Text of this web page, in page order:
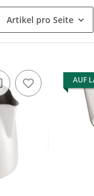
Artikel pro Seite
AUF